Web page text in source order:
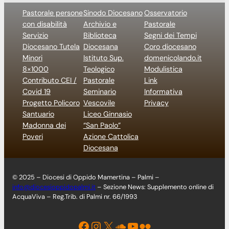
Pastorale persone
con disabilità
Servizio
Diocesano Tutela
Minori
8×1000
Contributo CEI /
Covid 19
Progetto Policoro
Santuario
Madonna dei
Poveri
Sinodo Diocesano
Archivio e
Biblioteca
Diocesana
Istituto Sup.
Teologico
Pastorale
Seminario
Vescovile
Liceo Ginnasio
“San Paolo”
Azione Cattolica
Diocesana
Osservatorio
Pastorale
Segni dei Tempi
Coro diocesano
domenicolando.it
Modulistica
Link
Informativa
Privacy
© 2025 – Diocesi di Oppido Mamertina – Palmi –
info@diocesioppidopalmi.it – Sezione News: Supplemento online di
AcquaViva – Reg.Trib. di Palmi nr. 66/1993
Facebook Instagram X Soundcloud YouTube Flickr